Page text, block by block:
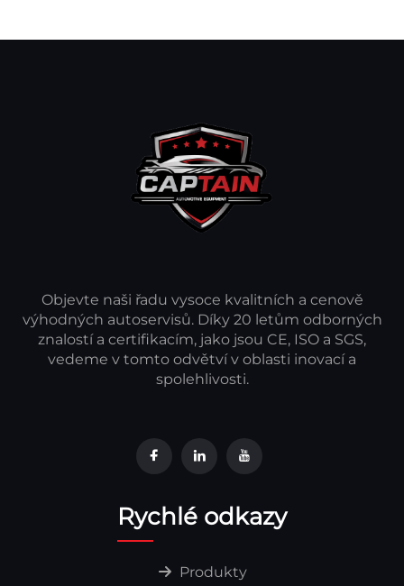
Objevte naši řadu vysoce kvalitních a cenově
výhodných autoservisů. Díky 20 letům odborných
znalostí a certifikacím, jako jsou CE, ISO a SGS,
vedeme v tomto odvětví v oblasti inovací a
spolehlivosti.
Rychlé odkazy
Produkty